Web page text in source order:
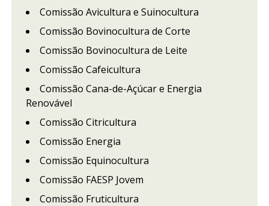
Comissão Avicultura e Suinocultura
Comissão Bovinocultura de Corte
Comissão Bovinocultura de Leite
Comissão Cafeicultura
Comissão Cana-de-Açúcar e Energia
Renovável
Comissão Citricultura
Comissão Energia
Comissão Equinocultura
Comissão FAESP Jovem
Comissão Fruticultura